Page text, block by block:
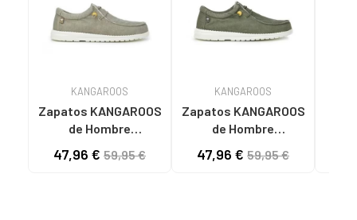
KANGAROOS
Zapatos KANGAROOS
de Hombre
HOMBRE K130-7 LAV
47,96 € 59,95 €
KANGAROOS
Zapatos KANGAROOS
de Hombre
HOMBRE K130-6 LAV
47,96 € 59,95 €